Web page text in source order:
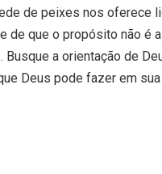
de peixes nos oferece
de que o propósito não é
a orientação de
Deus pode fazer em sua